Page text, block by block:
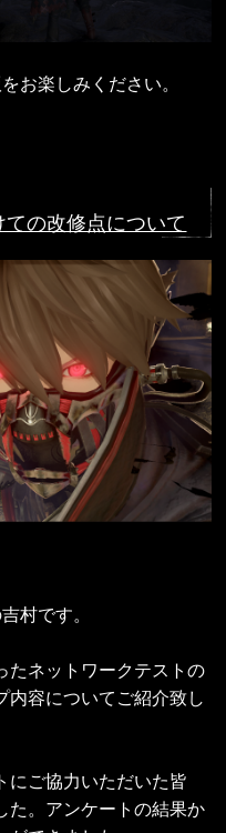
お楽しみください。
の改修点について
村です。
たネットワークテストの
内容についてご紹介致し
にご協力いただいた皆
た。アンケートの結果か